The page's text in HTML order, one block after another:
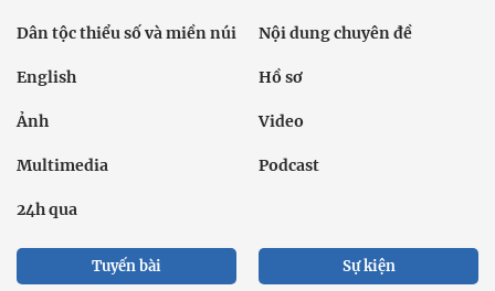
Dân tộc thiểu số và miền núi Nội dung chuyên đề
English Hồ sơ
Ảnh Video
Multimedia Podcast
24h qua
Tuyến bài Sự kiện